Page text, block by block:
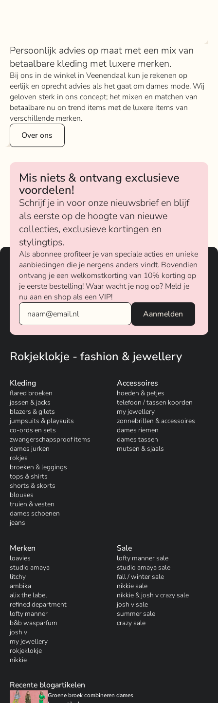
Persoonlijk advies op maat met een mix van
betaalbare kleding met luxere merken.
Bij ons in de winkel in Veenendaal kun je rekenen op
eerlijk en oprecht advies als het gaat om dames mode. Wij
geloven sterk in ons concept; het mixen en matchen van
betaalbare nu on trend items met de luxere items van
verschillende merken.
Over ons
Mis niets & ontvang exclusieve
voordelen!
Schrijf je in voor onze nieuwsbrief en blijf
als eerste op de hoogte van nieuwe
collecties, exclusieve kortingen en
stylingtips.
Als abonnee profiteer je van speciale acties en unieke
aanbiedingen die je nergens anders vindt. Bovendien
ontvang je een welkomstkorting van 10% korting op
je eerste bestelling! Waar wacht je nog op? Meld je
nu aan en shop als een VIP!
Rokjeklokje - fashion & jewellery
Kleding
flared broeken
jassen & jacks
blazers & gilets
jumpsuits & playsuits
co-ords en sets
zwangerschapsproof items
dames jurken
rokjes
broeken & leggings
tops & shirts
shorts & skorts
blouses
truien & vesten
dames schoenen
jeans
Accessoires
hoeden & petjes
telefoon / tassen koorden
my jewellery
zonnebrillen & accessoires
dames riemen
dames tassen
mutsen & sjaals
Merken
loavies
studio amaya
litchy
ambika
alix the label
refined department
lofty manner
b&b wasparfum
josh v
my jewellery
rokjeklokje
nikkie
Sale
lofty manner sale
studio amaya sale
fall / winter sale
nikkie sale
nikkie & josh v crazy sale
josh v sale
summer sale
crazy sale
Recente blogartikelen
Groene broek combineren dames